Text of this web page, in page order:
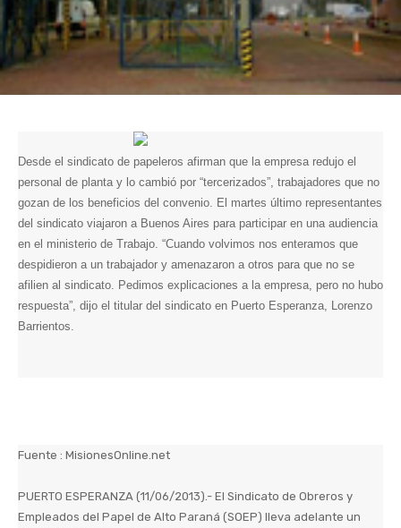
Desde el sindicato de papeleros afirman que la empresa redujo el
personal de planta y lo cambió por “tercerizados”, trabajadores que no
gozan de los beneficios del convenio. El martes último representantes
del sindicato viajaron a Buenos Aires para participar en una audiencia
en el ministerio de Trabajo. “Cuando volvimos nos enteramos que
despidieron a un trabajador y amenazaron a otros para que no se
afilien al sindicato. Pedimos explicaciones a la empresa, pero no hubo
respuesta”, dijo e l titular del sindicato en Puerto Esperanza, Lorenzo
Barrientos.
Fuente : MisionesOnline.net
PUERTO ESPERANZA (11/06/2013).- El Sindicato de Obreros y
Empleados del Papel de Alto Paraná (SOEP) lleva adelante un